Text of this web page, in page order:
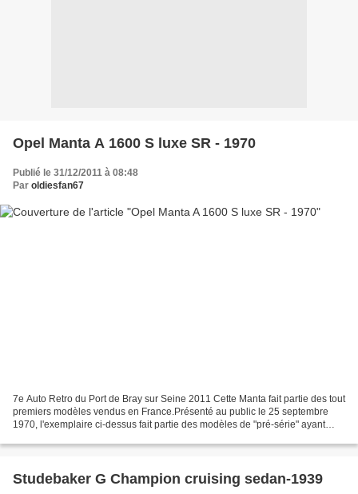
Opel Manta A 1600 S luxe SR - 1970
Publié le 31/12/2011 à 08:48
Par oldiesfan67
7e Auto Retro du Port de Bray sur Seine 2011 Cette Manta fait partie des tout
premiers modèles vendus en France.Présenté au public le 25 septembre
1970, l'exemplaire ci-dessus fait partie des modèles de "pré-série" ayant
Studebaker G Champion cruising sedan-1939